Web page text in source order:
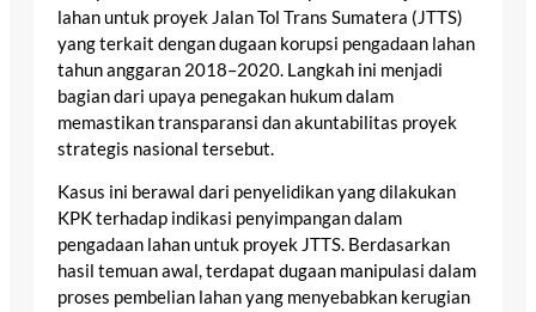
lahan untuk proyek Jalan Tol Trans Sumatera (JTTS)
yang terkait dengan dugaan korupsi pengadaan lahan
tahun anggaran 2018–2020. Langkah ini menjadi
bagian dari upaya penegakan hukum dalam
memastikan transparansi dan akuntabilitas proyek
strategis nasional tersebut.
Kasus ini berawal dari penyelidikan yang dilakukan
KPK terhadap indikasi penyimpangan dalam
pengadaan lahan untuk proyek JTTS. Berdasarkan
hasil temuan awal, terdapat dugaan manipulasi dalam
proses pembelian lahan yang menyebabkan kerugian